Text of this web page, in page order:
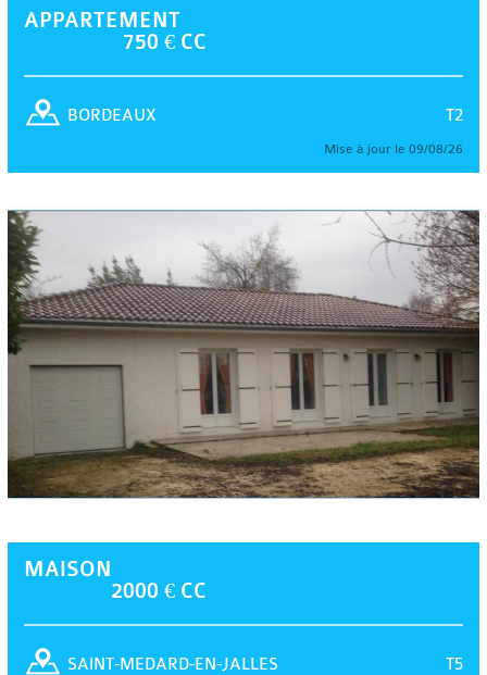
APPARTEMENT
750 € CC
T2
BORDEAUX
Mise à jour le 09/08/26
MAISON
2000 € CC
T5
SAINT-MEDARD-EN-JALLES